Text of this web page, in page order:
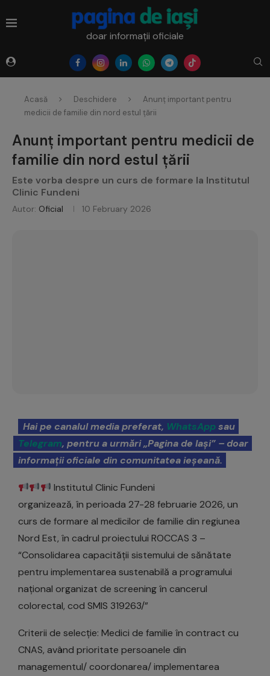
doar informații oficiale
Acasă Deschidere
Anunț important pentru
medicii de familie din nord estul țării
Anunț important pentru medicii de
familie din nord estul țării
Este vorba despre un curs de formare la Institutul
Clinic Fundeni
Autor: Oficial 10 February 2026
Hai pe canalul media preferat, WhatsAppsau
Telegram, pentru a urmări „Pagina de Iași” – doar
informații oficiale din comunitatea ieșeană.
Institutul Clinic Fundeni
organizează, în perioada 27-28 februarie 2026, un
curs de formare al medicilor de familie din regiunea
Nord Est, în cadrul proiectului ROCCAS 3 –
“Consolidarea capacității sistemului de sănătate
pentru implementarea sustenabilă a programului
național organizat de screening în cancerul
colorectal, cod SMIS 319263/”
Criterii de selecție: Medici de familie în contract cu
CNAS, având prioritate persoanele din
managementul/ coordonarea/ implementarea